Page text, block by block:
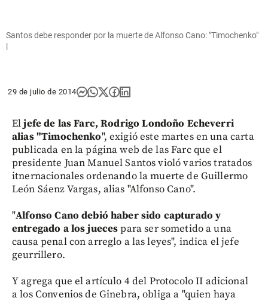
Santos debe responder por la muerte de Alfonso Cano: "Timochenko"
|
29 de julio de 2014
Eljefe de las Farc, Rodrigo Londoño Echeverri
alias "Timochenko", exigió este martes en una carta
publicada en la página web de las Farc que el
presidente Juan Manuel Santos violó varios tratados
itnernacionales ordenando la muerte de Guillermo
León Sáenz Vargas, alias "Alfonso Cano".
"Alfonso Cano debió haber sido capturado y
entregado a los juecespara ser sometido a una
causa penal con arreglo a las leyes", indica el jefe
geurrillero.
Y agrega que el artículo 4 del Protocolo II adicional
a los Convenios de Ginebra, obliga a "quien haya